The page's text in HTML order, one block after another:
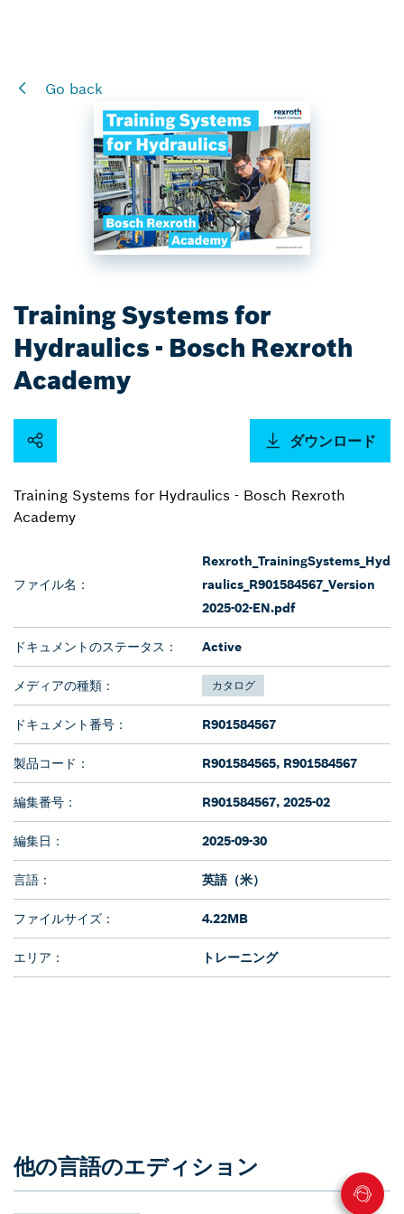
Go back
Training Systems for
Hydraulics - Bosch Rexroth
Academy
ダウンロード
Training Systems for Hydraulics - Bosch Rexroth
Academy
ファイル名：
Rexroth_TrainingSystems_Hyd
raulics_R901584567_Version
2025-02-EN.pdf
ドキュメントのステータス： Active
メディアの種類： カタログ
ドキュメント番号： R901584567
製品コード： R901584565, R901584567
編集番号： R901584567, 2025-02
編集日： 2025-09-30
言語： 英語（米）
ファイルサイズ： 4.22MB
エリア： トレーニング
他の言語のエディション